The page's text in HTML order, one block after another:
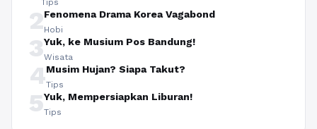
Tips
2Fenomena Drama Korea Vagabond
Hobi
3Yuk, ke Musium Pos Bandung!
Wisata
4Musim Hujan? Siapa Takut?
Tips
5Yuk, Mempersiapkan Liburan!
Tips